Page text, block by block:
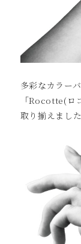
多彩なカラー
「Rocotte(ロ
取り揃えました